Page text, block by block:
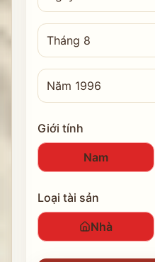
Giới tính
Nam
Loại tài sản
Nhà